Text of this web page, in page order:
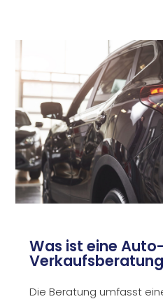
Was ist eine
Die Beratung umfasst